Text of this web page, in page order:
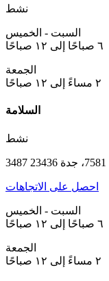
نشط
السبت - الخميس
٦ صباحًا إلى ١٢ صباحًا
الجمعة
٢ مساءً إلى ١٢ صباحًا
السلامة
نشط
احصل على الاتجاهات
السبت - الخميس
٦ صباحًا إلى ١٢ صباحًا
الجمعة
٢ مساءً إلى ١٢ صباحًا